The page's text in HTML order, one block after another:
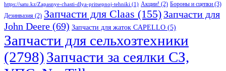
https://satu.kz/Zapasnye-chasti-dlya-pritsepnoj-tehniki (1) Акции! (2) Бороны и сцепки (3)
Дезинвазия (2) Запчасти для Claas (155) Запчасти для
John Deere (69) Запчасти для жаток CAPELLO (5)
Запчасти для сельхозтехники
(2798)Запчасти за сеялки СЗ,